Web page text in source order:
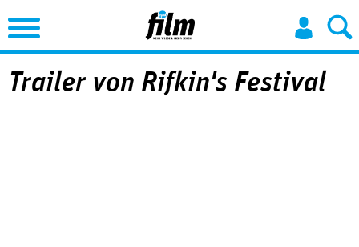
Jump to Navigation
Trailer von Rifkin's Festival